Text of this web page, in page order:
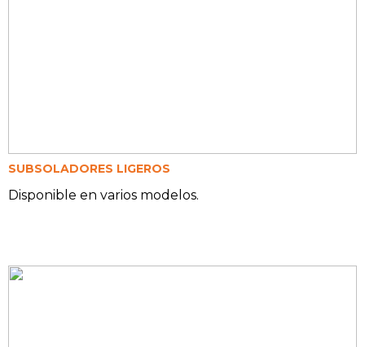
SUBSOLADORES LIGEROS
Disponible en varios modelos.